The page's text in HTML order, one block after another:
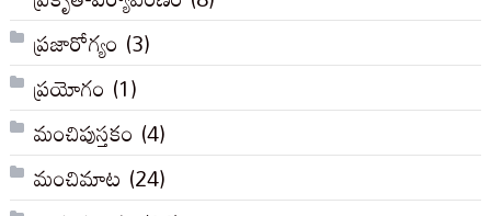
ప్రజారోగ్యం (3)
ప్రయోగం (1)
మంచిపుస్తకం (4)
మంచిమాట (24)